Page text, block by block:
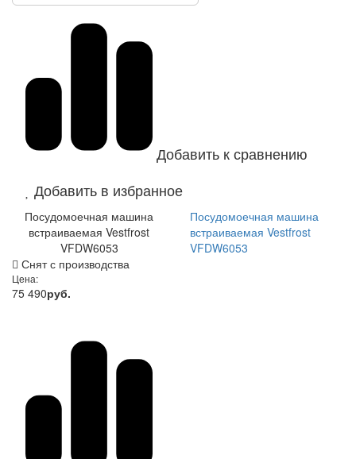
Добавить к сравнению
Добавить в избранное
Посудомоечная машина
встраиваемая Vestfrost
VFDW6053
Посудомоечная машина
встраиваемая Vestfrost
VFDW6053
Снят с производства
Цена:
75 490руб.